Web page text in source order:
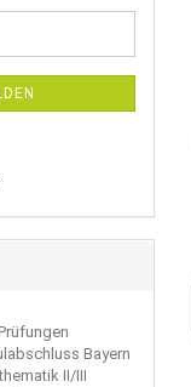
Bayern
II/III